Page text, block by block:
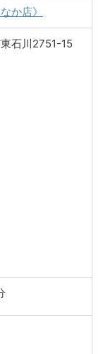
か店》
石川2751-15